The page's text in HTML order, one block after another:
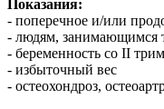
Показания:
- поперечное и/или
- людям, занимающимся
- беременность со II
- избыточный вес
- остеохондроз,